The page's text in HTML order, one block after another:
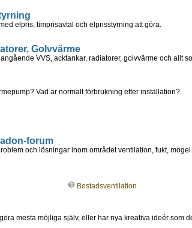
elpris, timprisavtal och elprisstyrning att göra.
Golvvärme
VVS, acktankar, radiatorer, golvvärme och allt
Vad är normalt förbrukning efter installation?
forum
och lösningar inom området ventilation, fukt, mögel
Bostadsventilation
mesta möjliga själv, eller har nya kreativa ideér som